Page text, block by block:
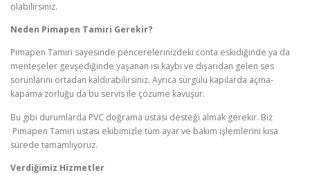
olabilirsiniz.
Neden Pimapen Tamiri Gerekir?
Pimapen Tamiri sayesinde pencerelerinizdeki conta eskidiğinde ya da
menteşeler gevşediğinde yaşanan ısı kaybı ve dışarıdan gelen ses
sorunlarını ortadan kaldırabilirsiniz. Ayrıca sürgülü kapılarda açma-
kapama zorluğu da bu servis ile çözüme kavuşur.
Bu gibi durumlarda PVC doğrama ustası desteği almak gerekir. Biz
Pimapen Tamiri ustası ekibimizle tüm ayar ve bakım işlemlerini kısa
sürede tamamlıyoruz.
Verdiğimiz Hizmetler